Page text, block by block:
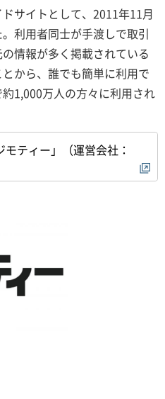
サイトとして、2011年11月
利用者同士が手渡しで取引
情報が多く掲載されている
から、誰でも簡単に利用で
1,000万人の方々に利用され
ティー」（運営会社：